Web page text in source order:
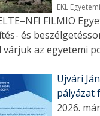
EKL
FILMIO
és
az egyetemi
Ujvári
pályázat
2026.